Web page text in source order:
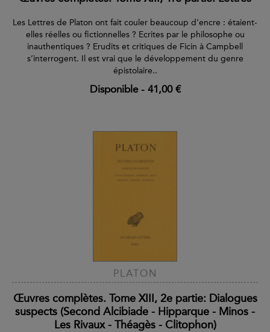
Les Lettres de Platon ont fait couler beaucoup d’encre : étaient-
elles réelles ou fictionnelles ? Ecrites par le philosophe ou
inauthentiques ? Erudits et critiques de Ficin à Campbell
s’interrogent. Il est vrai que le développement du genre
épistolaire..
Disponible- 41,00 €
PLATON
Œuvres complètes. Tome XIII, 2e partie: Dialogues
suspects (Second Alcibiade - Hipparque - Minos -
Les Rivaux - Théagès - Clitophon)